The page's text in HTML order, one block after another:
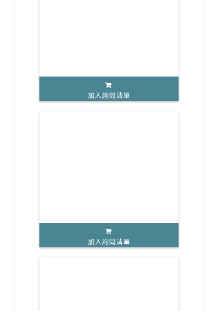
加入詢問清單
加入詢問清單